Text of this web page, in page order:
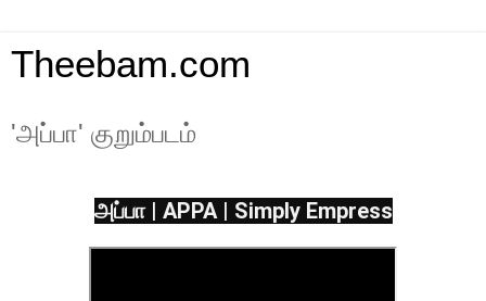
Theebam.com
'அப்பா' குறும்படம்
அப்பா | APPA | Simply Empress